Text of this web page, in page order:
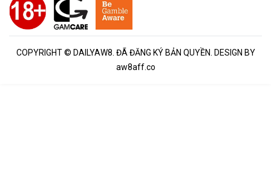
COPYRIGHT © DAILYAW8. ĐÃ ĐĂNG KÝ BẢN QUYỀN. DESIGN BY
aw8aff.co